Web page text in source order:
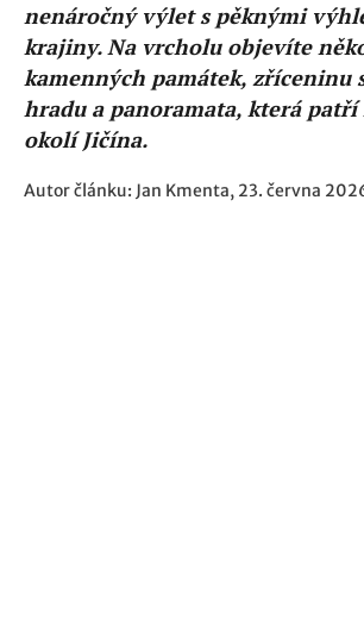
nenáročný výlet s pěknými
krajiny. Na vrcholu objevíte
kamenných památek, zříceninu
hradu a panoramata, která
okolí Jičína.
Autor článku: Jan Kmenta, 23. června